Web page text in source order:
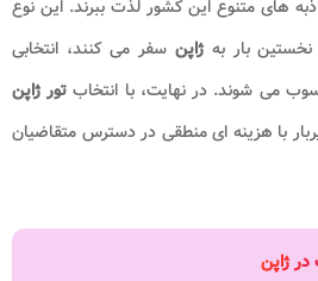
های متنوع این کشور لذت ببرند. این نوع
نخستین بار بهژاپنسفر می کنند، انتخابی
می شوند. در نهایت، با انتخاب تور ژاپن
با هزینه ای منطقی در دسترس متقاضیان
در ژاپن